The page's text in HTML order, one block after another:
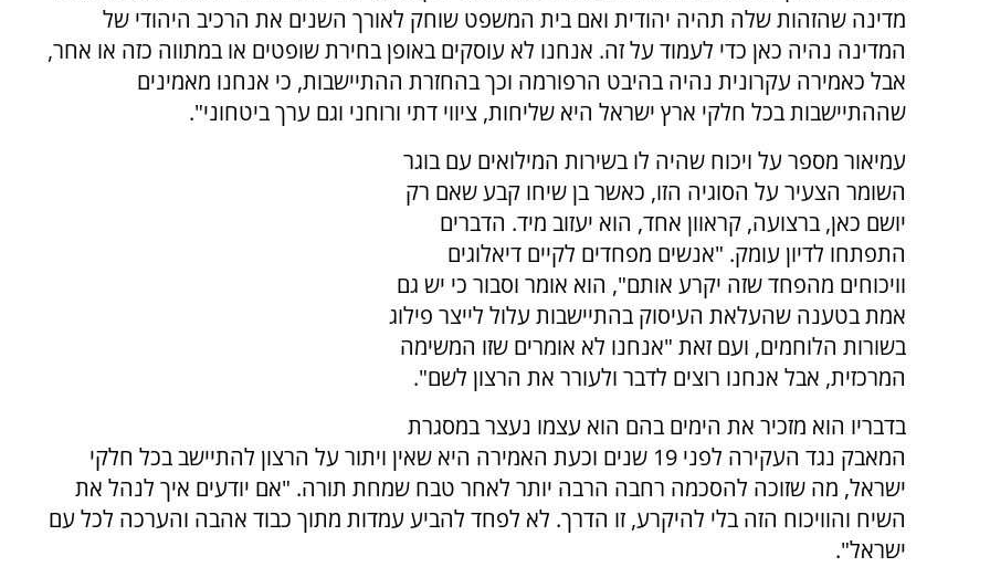
מדינה שהזהות שלה תהיה יהודית ואם בית המשפט שוחק לאורך השנים את הרכיב היהודי של
המדינה נהיה כאן כדי לעמוד על זה. אנחנו לא עוסקים באופן בחירת שופטים או במתווה כזה או אחר,
אבל כאמירה עקרונית נהיה בהיבט הרפורמה וכך בהחזרת ההתיישבות, כי אנחנו מאמינים
שההתיישבות בכל חלקי ארץ ישראל היא שליחות, ציווי דתי ורוחני וגם ערך ביטחוני".
עמיאור מספר על ויכוח שהיה לו בשירות המילואים עם בוגר
השומר הצעיר על הסוגיה הזו, כאשר בן שיחו קבע שאם רק
יושם כאן, ברצועה, קראוון אחד, הוא יעזוב מיד. הדברים
התפתחו לדיון עומק. "אנשים מפחדים לקיים דיאלוגים
וויכוחים מהפחד שזה יקרע אותם", הוא אומר וסבור כי יש גם
אמת בטענה שהעלאת העיסוק בהתיישבות עלול לייצר פילוג
בשורות הלוחמים, ועם זאת "אנחנו לא אומרים שזו המשימה
המרכזית, אבל אנחנו רוצים לדבר ולעורר את הרצון לשם".
בדבריו הוא מזכיר את הימים בהם הוא עצמו נעצר במסגרת
המאבק נגד העקירה לפני 19 שנים וכעת האמירה היא שאין ויתור על הרצון להתיישב בכל חלקי
ישראל, מה שזוכה להסכמה רחבה הרבה יותר לאחר טבח שמחת תורה. "אם יודעים איך לנהל את
השיח והוויכוח הזה בלי להיקרע, זו הדרך. לא לפחד להביע עמדות מתוך כבוד אהבה והערכה לכל עם
ישראל".